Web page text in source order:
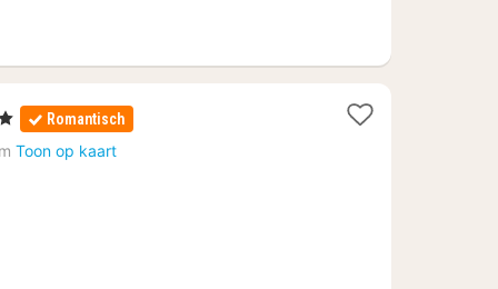
Romantisch
Toon op kaart